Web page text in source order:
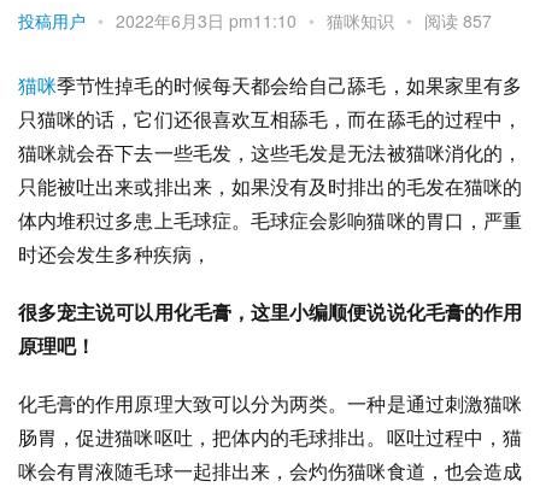
投稿用户 • 2022年6月3日 pm11:10 • 猫咪知识 • 阅读 857
猫咪季节性掉毛的时候每天都会给自己舔毛，如果家里有多
只猫咪的话，它们还很喜欢互相舔毛，而在舔毛的过程中，
猫咪就会吞下去一些毛发，这些毛发是无法被猫咪消化的，
只能被吐出来或排出来，如果没有及时排出的毛发在猫咪的
体内堆积过多患上毛球症。毛球症会影响猫咪的胃口，严重
时还会发生多种疾病，
很多宠主说可以用化毛膏，这里小编顺便说说化毛膏的作用
原理吧！
化毛膏的作用原理大致可以分为两类。一种是通过刺激猫咪
肠胃，促进猫咪呕吐，把体内的毛球排出。呕吐过程中，猫
咪会有胃液随毛球一起排出来，会灼伤猫咪食道，也会造成